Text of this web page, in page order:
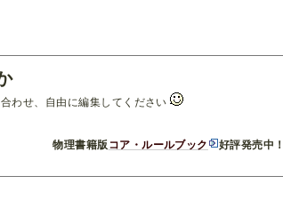
わせ、自由に編集してください
物理書籍版コア・ルールブック 好評発売中